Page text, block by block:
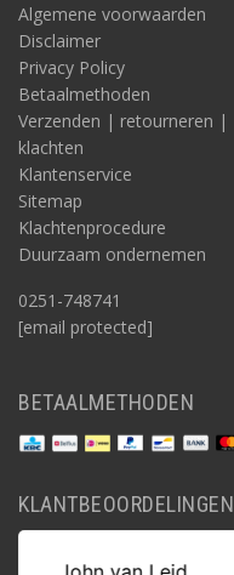
Algemene voorwaarden
Disclaimer
Privacy Policy
Betaalmethoden
Verzenden | retourneren |
klachten
Klantenservice
Sitemap
Klachtenprocedure
Duurzaam ondernemen
0251-748741
[email protected]
BETAALMETHODEN
KLANTBEOORDELINGEN